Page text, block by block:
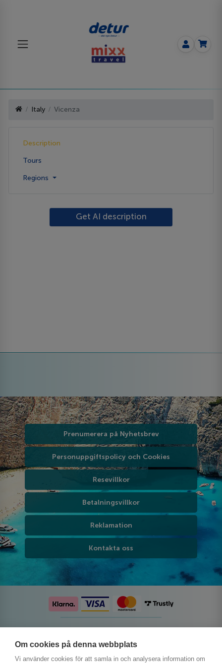
Om cookies på denna webbplats
Vi använder cookies för att samla in och analysera information om
Italy Vicenza
Description
Tours
Regions
Get AI description
Prenumerera på Nyhetsbrev
Personuppgiftspolicy och Cookies
Resevillkor
Betalningsvillkor
Reklamation
Kontakta oss